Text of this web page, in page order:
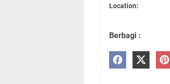
Location:
Berbagi :